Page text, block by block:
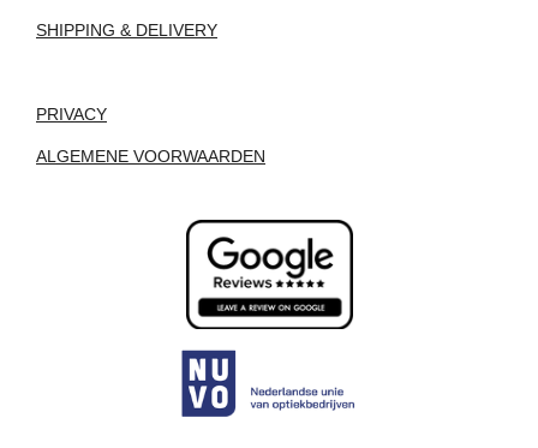
SHIPPING & DELIVERY
PRIVACY
ALGEMENE VOORWAARDEN